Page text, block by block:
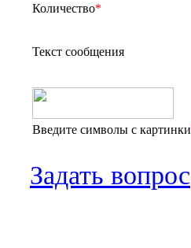
Количество*
Текст сообщения
Введите символы с картинки
Задать вопрос